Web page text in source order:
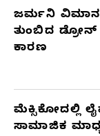
ಜರ್ಮನಿ ವಿಮಾನ
ತುಂಬಿದ ಡ್ರೋನ್
ಕಾರಣ
ಮೆಕ್ಸಿಕೋದಲ್ಲಿ
ಸಾಮಾಜಿಕ